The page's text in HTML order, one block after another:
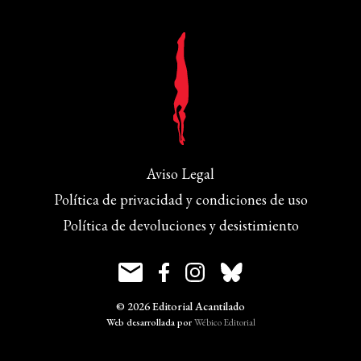
Aviso Legal
Política de privacidad y condiciones de uso
Política de devoluciones y desistimiento
© 2026 Editorial Acantilado
Web desarrollada porWébico Editorial